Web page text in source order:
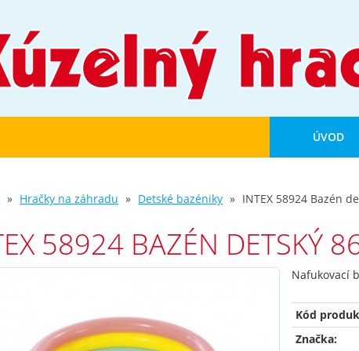
ÚVOD
Hračky na záhradu Detské bazéniky INTEX 58924 Bazén
58924 BAZÉN DETSKÝ
Nafukovací
Kód
Značka: